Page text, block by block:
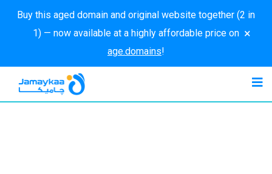
Buy this aged domain and original website together (2 in
1) — now available at a highly affordable price on
age.domains!
×